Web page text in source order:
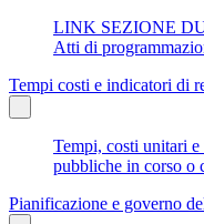
LINK SEZIONE
Atti di
Tempi costi e indicatori di
Tempi, costi unitari
pubbliche in corso o
Pianificazione e governo